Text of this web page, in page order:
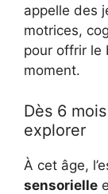
appelle des
motrices,
pour offrir le
moment.
Dès 6
explorer
À cet âge,
sensorielle